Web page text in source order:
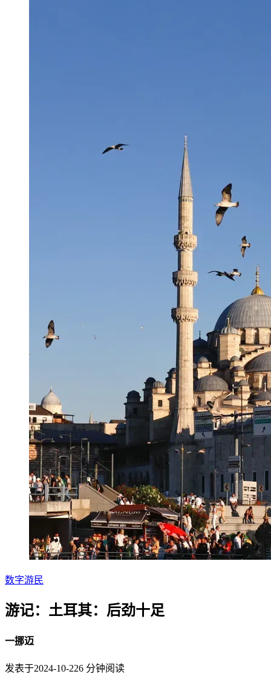
数字游民
游记：土耳其：后劲十足
一挪迈
发表于2024-10-226 分钟阅读